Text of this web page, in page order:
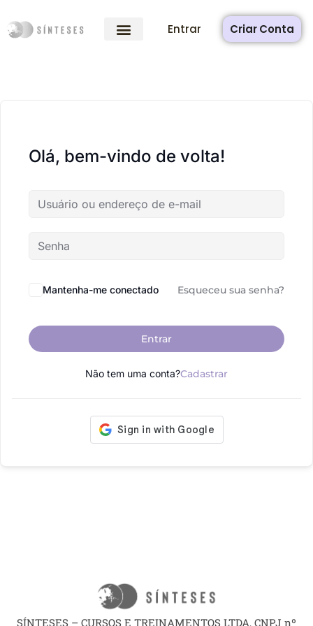
Entrar Criar Conta
Olá, bem-vindo de volta!
Mantenha-me conectado Esqueceu sua senha?
Entrar
Não tem uma conta?Cadastrar
SÍNTESES – CURSOS E TREINAMENTOS LTDA, CNPJ nº